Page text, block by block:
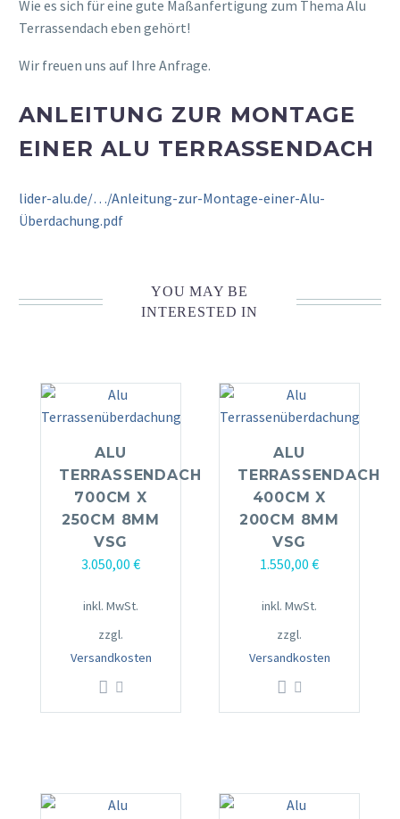
Wie es sich für eine gute Maßanfertigung zum Thema Alu
Terrassendach eben gehört!
Wir freuen uns auf Ihre Anfrage.
ANLEITUNG ZUR MONTAGE
EINER ALU TERRASSENDACH
lider-alu.de/…/Anleitung-zur-Montage-einer-Alu-
Überdachung.pdf
YOU MAY BE
INTERESTED IN
ALU
TERRASSENDACH
700CM X
250CM 8MM
VSG
3.050,00 €
inkl. MwSt.
zzgl.
Versandkosten
ALU
TERRASSENDACH
400CM X
200CM 8MM
VSG
1.550,00 €
inkl. MwSt.
zzgl.
Versandkosten